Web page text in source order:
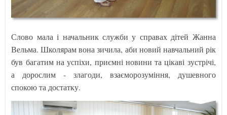
Слово мала і начальник служби у справах дітей Жанна
Вельма. Школярам вона зичила, аби новий навчальний рік
був багатим на успіхи, приємні новини та цікаві зустрічі,
а дорослим - злагоди, взаєморозуміння, душевного
спокою та достатку.